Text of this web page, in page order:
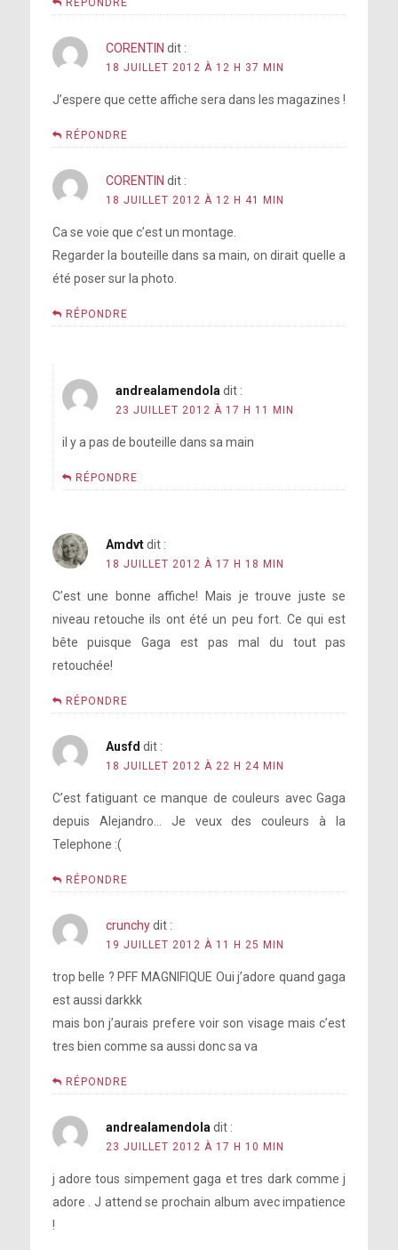
RÉPONDRE
CORENTIN dit :
18 JUILLET 2012 À 12 H 37 MIN
J’espere que cette affiche sera dans les magazines !
RÉPONDRE
CORENTIN dit :
18 JUILLET 2012 À 12 H 41 MIN
Ca se voie que c’est un montage.
Regarder la bouteille dans sa main, on dirait quelle a
été poser sur la photo.
RÉPONDRE
andrealamendola dit :
23 JUILLET 2012 À 17 H 11 MIN
il y a pas de bouteille dans sa main
RÉPONDRE
Amdvt dit :
18 JUILLET 2012 À 17 H 18 MIN
C’est une bonne affiche! Mais je trouve juste se
niveau retouche ils ont été un peu fort. Ce qui est
bête puisque Gaga est pas mal du tout pas
retouchée!
RÉPONDRE
Ausfd dit :
18 JUILLET 2012 À 22 H 24 MIN
C’est fatiguant ce manque de couleurs avec Gaga
depuis Alejandro… Je veux des couleurs à la
Telephone :(
RÉPONDRE
crunchy dit :
19 JUILLET 2012 À 11 H 25 MIN
trop belle ? PFF MAGNIFIQUE Oui j’adore quand gaga
est aussi darkkk
mais bon j’aurais prefere voir son visage mais c’est
tres bien comme sa aussi donc sa va
RÉPONDRE
andrealamendola dit :
23 JUILLET 2012 À 17 H 10 MIN
j adore tous simpement gaga et tres dark comme j
adore . J attend se prochain album avec impatience
!